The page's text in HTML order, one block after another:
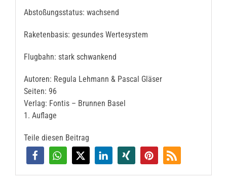
Abstoßungsstatus: wachsend
Raketenbasis: gesundes Wertesystem
Flugbahn: stark schwankend
Autoren: Regula Lehmann & Pascal Gläser
Seiten: 96
Verlag: Fontis – Brunnen Basel
1. Auflage
Teile diesen Beitrag